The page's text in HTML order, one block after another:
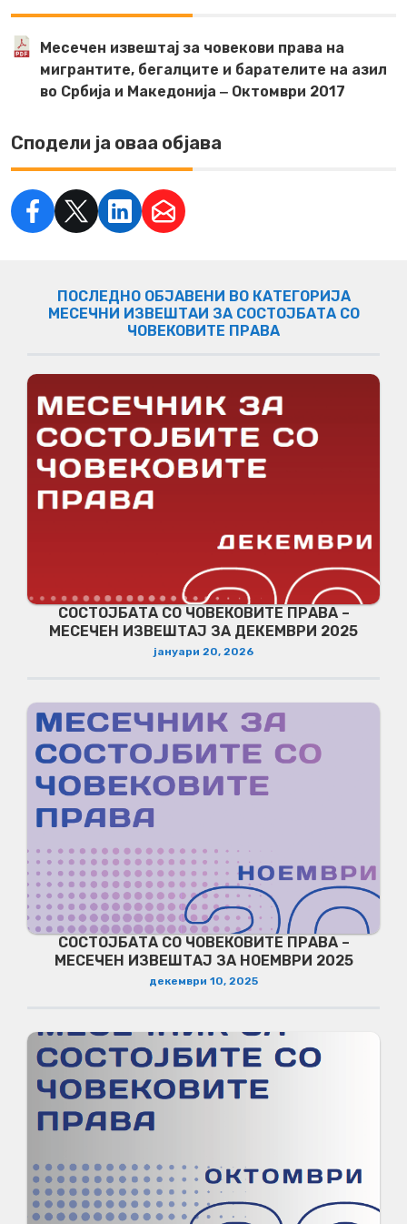
Месечен извештај за човекови права на
мигрантите, бегалците и барателите на азил
во Србија и Македонија ‒ Октомври 2017
Сподели ја оваа објава
ПОСЛЕДНО ОБЈАВЕНИ ВО КАТЕГОРИЈА
МЕСЕЧНИ ИЗВЕШТАИ ЗА СОСТОЈБАТА СО
ЧОВЕКОВИТЕ ПРАВА
СОСТОЈБАТА СО ЧОВЕКОВИТЕ ПРАВА –
МЕСЕЧЕН ИЗВЕШТАЈ ЗА ДЕКЕМВРИ 2025
јануари 20, 2026
СОСТОЈБАТА СО ЧОВЕКОВИТЕ ПРАВА –
МЕСЕЧЕН ИЗВЕШТАЈ ЗА НОЕМВРИ 2025
декември 10, 2025